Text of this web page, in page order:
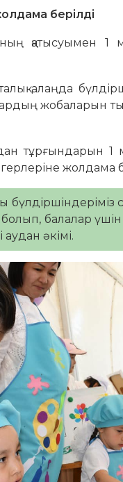
берілді
қатысуымен 1
алаңда
жобаларын
тұрғындарын 1
жолдама
бүлдіршіндеріміз
балалар
әкімі.